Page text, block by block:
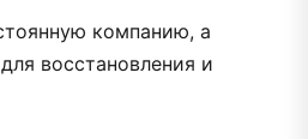
компанию, а
восстановления и